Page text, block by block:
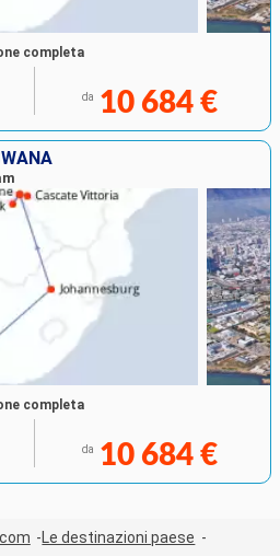
completa
da 10 684 €
completa
da 10 684 €
Le destinazioni paese